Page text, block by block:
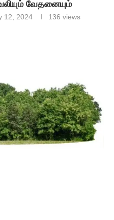
வேதனையும்
12, 2024 136 views